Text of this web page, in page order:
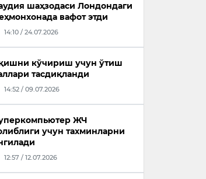
шаҳзодаси Лондондаги
вафот этди
14:10 / 24.07.2026
кўчириш учун ўтиш
тасдиқланди
14:52 / 09.07.2026
ЖЧ
учун тахминларни
12:57 / 12.07.2026